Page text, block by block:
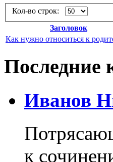
Кол-во строк:
Заголовок
Как нужно относиться к
Последние
Иванов
к